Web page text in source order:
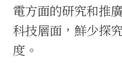
電方面的研究和推
科技層面，鮮少探
度。